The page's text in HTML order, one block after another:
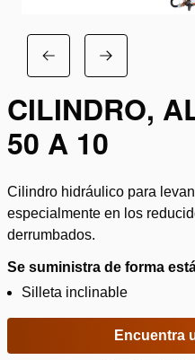
CILINDRO,
50 A 10
Cilindro hidráulico para
especialmente en los
derrumbados.
Se suministra de forma
Silleta inclinable
Encuentra